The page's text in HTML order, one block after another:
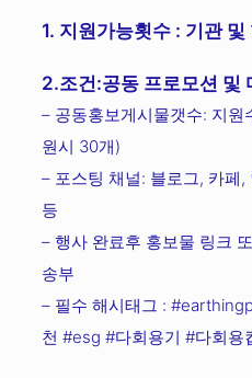
1. 지원가능횟수 : 기관
2.조건:공동 프로모션 및
– 공동홍보게시물갯수: 지원
원시 30개)
– 포스팅 채널: 블로그, 카페
등
– 행사 완료후 홍보물 링크
송부
– 필수 해시태그 :
천 #esg #다회용기 #다회용